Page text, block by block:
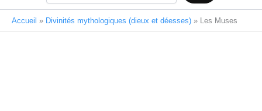
Accueil » Divinités mythologiques (dieux et déesses) » Les Muses